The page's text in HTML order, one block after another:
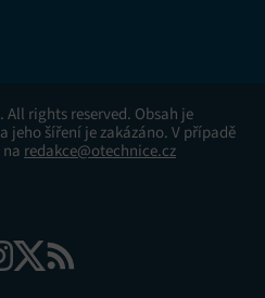
All rights reserved. Obsah je
jeho šíření je zakázáno. V případě
redakce@otechnice.cz